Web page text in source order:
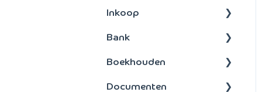
Debiteuren
Offertes en facturen
Abonnementen
Orders
Inkoop
Betalen
Inkoopfacturen
Bank
Bankenkoppeling
Betalen
Boekhouden
Boeken
Documenten